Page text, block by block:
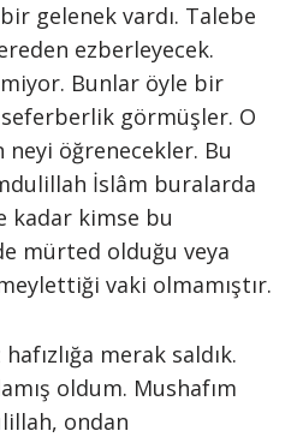
gelenek vardı. Talebe
ezberleyecek.
Bunlar öyle bir
görmüşler. O
neyi öğrenecekler. Bu
İslâm buralarda
kadar kimse bu
mürted olduğu veya
vaki olmamıştır.
merak saldık.
oldum. Mushafım
ondan